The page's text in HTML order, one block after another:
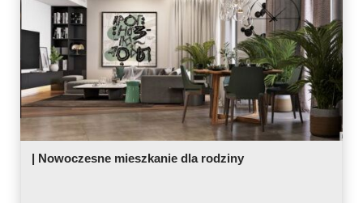
| Nowoczesne mieszkanie dla rodziny